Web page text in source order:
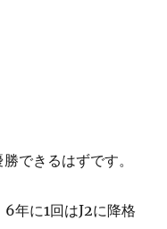
できるはずです。
年に1回はJ2に降格